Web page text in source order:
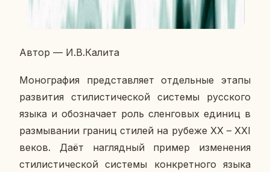
Автор — И.В.Калита
Мо­но­гра­фия пред­став­ля­ет от­дель­ные этапы
раз­ви­тия сти­ли­сти­че­ской си­сте­мы рус­ско­го
языка и обо­зна­ча­ет роль слен­го­вых единиц в
раз­мы­ва­нии границ стилей на рубеже ХХ – ХХI
веков. Даёт на­гляд­ный пример из­ме­не­ния
сти­ли­сти­че­ской си­сте­мы кон­крет­но­го языка